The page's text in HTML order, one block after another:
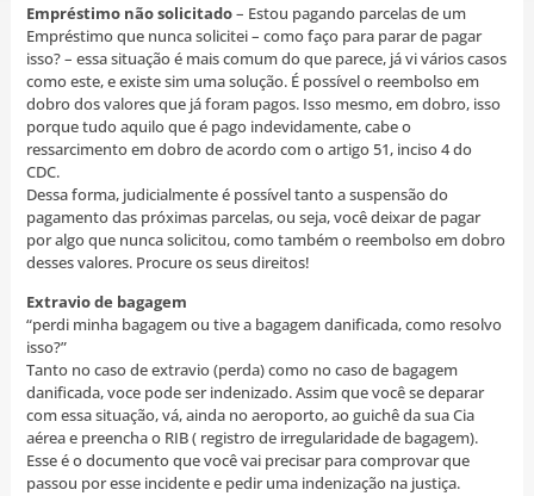
Empréstimo não solicitado– Estou pagando parcelas de um
Empréstimo que nunca solicitei – como faço para parar de pagar
isso? – essa situação é mais comum do que parece, já vi vários casos
como este, e existe sim uma solução. É possível o reembolso em
dobro dos valores que já foram pagos. Isso mesmo, em dobro, isso
porque tudo aquilo que é pago indevidamente, cabe o
ressarcimento em dobro de acordo com o artigo 51, inciso 4 do
CDC.
Dessa forma, judicialmente é possível tanto a suspensão do
pagamento das próximas parcelas, ou seja, você deixar de pagar
por algo que nunca solicitou, como também o reembolso em dobro
desses valores. Procure os seus direitos!
Extravio de bagagem
“perdi minha bagagem ou tive a bagagem danificada, como resolvo
isso?”
Tanto no caso de extravio (perda) como no caso de bagagem
danificada, voce pode ser indenizado. Assim que você se deparar
com essa situação, vá, ainda no aeroporto, ao guichê da sua Cia
aérea e preencha o RIB ( registro de irregularidade de bagagem).
Esse é o documento que você vai precisar para comprovar que
passou por esse incidente e pedir uma indenização na justiça.